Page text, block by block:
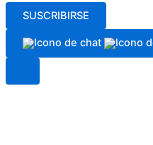
SUSCRIBIRSE